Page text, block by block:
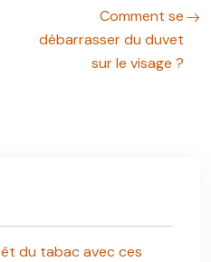
Comment se
débarrasser du duvet
sur le visage ?
du tabac avec ces